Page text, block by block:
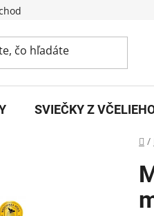
SVIEČKY Z
/